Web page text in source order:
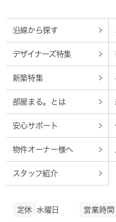
沿線から探す
デザイナーズ特集
新築特集
部屋まる。とは
安心サポート
物件オーナー様へ
スタッフ紹介
定休 水曜日 営業時間